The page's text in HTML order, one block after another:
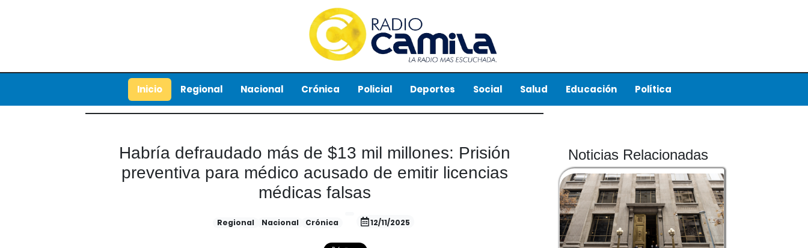
Inicio Regional Nacional Crónica Policial Deportes Social Salud Educación Política
Habría defraudado más de $13 mil millones: Prisión
preventiva para médico acusado de emitir licencias
médicas falsas
Regional Nacional Crónica 12/11/2025
Noticias Relacionadas